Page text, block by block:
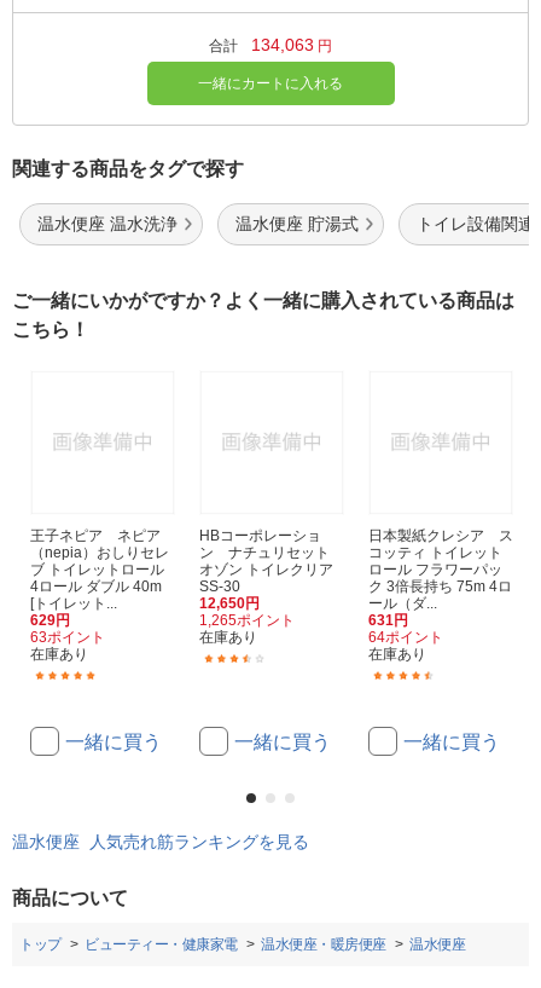
合計 134,063 円
一緒にカートに入れる
関連する商品をタグで探す
温水便座 温水洗浄 温水便座 貯湯式 トイレ設備関
ご一緒にいかがですか？よく一緒に購入されている商品は
こちら！
王子ネピア ネピア
（nepia）おしりセレ
ブ トイレットロール
4ロール ダブル 40m
[トイレット...
629円
63ポイント
在庫あり
一緒に買う
HBコーポレーショ
ン ナチュリセット
オゾン トイレクリア
SS-30
12,650円
1,265ポイント
在庫あり
一緒に買う
日本製紙クレシア ス
コッティ トイレット
ロール フラワーパッ
ク 3倍長持ち 75m 4ロ
ール（ダ...
631円
64ポイント
在庫あり
一緒に買う
温水便座 人気売れ筋ランキングを見る
商品について
トップ ビューティー・健康家電 温水便座・暖房便座 温水便座